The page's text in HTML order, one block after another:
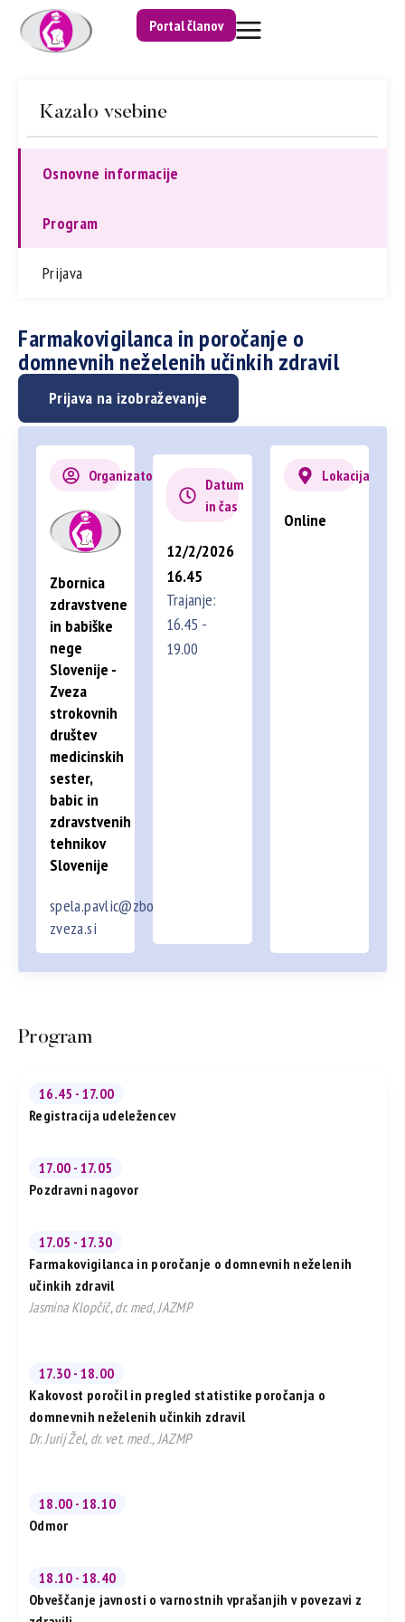
Portal članov
Kazalo vsebine
Osnovne informacije
Program
Prijava
Farmakovigilanca in poročanje o
domnevnih neželenih učinkih zdravil
Prijava na izobraževanje
Organizator
Zbornica
zdravstvene
in babiške
nege
Slovenije -
Zveza
strokovnih
društev
medicinskih
sester,
babic in
zdravstvenih
tehnikov
Slovenije
spela.pavlic@zbornica-
zveza.si
Datum
in čas
12/2/2026
16.45
Trajanje:
16.45 -
19.00
Lokacija
Online
Program
16.45 - 17.00
Registracija udeležencev
17.00 - 17.05
Pozdravni nagovor
17.05 - 17.30
Farmakovigilanca in poročanje o domnevnih neželenih
učinkih zdravil
Jasmina Klopčič, dr. med, JAZMP
17.30 - 18.00
Kakovost poročil in pregled statistike poročanja o
domnevnih neželenih učinkih zdravil
Dr. Jurij Žel, dr. vet. med., JAZMP
18.00 - 18.10
Odmor
18.10 - 18.40
Obveščanje javnosti o varnostnih vprašanjih v povezavi z